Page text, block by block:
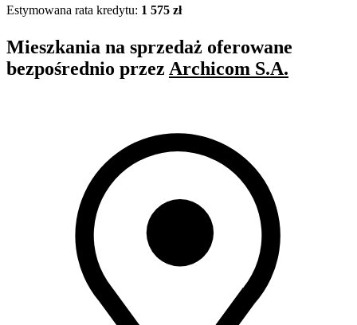
Estymowana rata kredytu: 1 575 zł
Mieszkania na sprzedaż oferowane
bezpośrednio przez Archicom S.A.